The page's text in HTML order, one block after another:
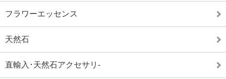
フラワーエッセンス
天然石
直輸入･天然石アクセサリ-